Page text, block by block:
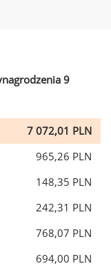
9
7 072,01 PLN
965,26 PLN
148,35 PLN
242,31 PLN
768,07 PLN
694,00 PLN